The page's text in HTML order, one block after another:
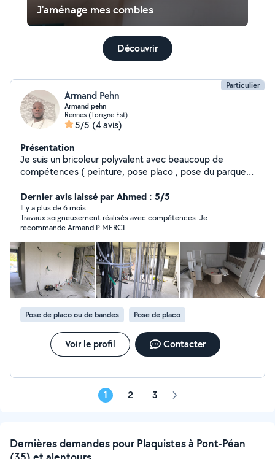
J'aménage mes combles
Découvrir
Particulier
Armand Pehn
Armand pehn
Rennes (Torigne Est)
5/5 (4 avis)
Présentation
Je suis un bricoleur polyvalent avec beaucoup de
compétences ( peinture, pose placo , pose du parquet
capable de réaliser les projets des particuliers et les
professionnels de manière efficace et sécurité
Dernier avis laissé par Ahmed : 5/5
Il y a plus de 6 mois
Travaux soigneusement réalisés avec compétences. Je
recommande Armand P MERCI.
Pose de placo ou de bandes Pose de placo
Voir le profil Contacter
1 2 3 Page
Dernières demandes pour Plaquistes à Pont-Péan